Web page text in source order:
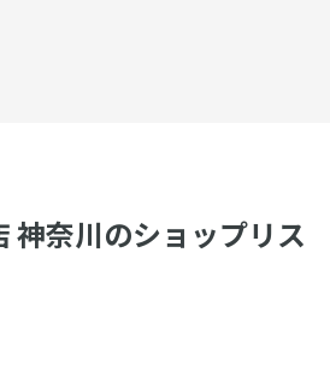
神奈川のショップリス